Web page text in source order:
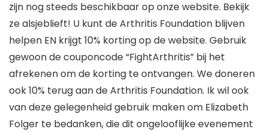
zijn nog steeds beschikbaar op onze website. Bekijk
ze alsjeblieft! U kunt de Arthritis Foundation blijven
helpen EN krijgt 10% korting op de website. Gebruik
gewoon de couponcode “FightArthritis” bij het
afrekenen om de korting te ontvangen. We doneren
ook 10% terug aan de Arthritis Foundation. Ik wil ook
van deze gelegenheid gebruik maken om Elizabeth
Folger te bedanken, die dit ongelooflijke evenement